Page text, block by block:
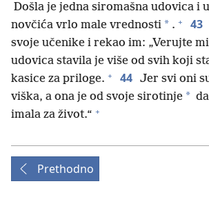
Došla je jedna siromašna udovica i
novčića vrlo male vrednosti * . + 43
svoje učenike i rekao im: „Verujte
udovica stavila je više od svih koji
kasice za priloge. + 44 Jer svi oni
viška, a ona je od svoje sirotinje *
imala za život.“ +
Prethodno